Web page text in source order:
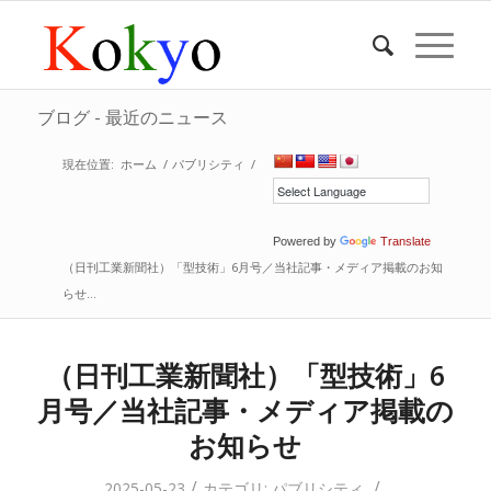
ブログ - 最近のニュース
Powered by Translate
現在位置: ホーム / パブリシティ /
（日刊工業新聞社）「型技術」6月号／当社記事・メディア掲載のお知
らせ...
（日刊工業新聞社）「型技術」6
月号／当社記事・メディア掲載の
お知らせ